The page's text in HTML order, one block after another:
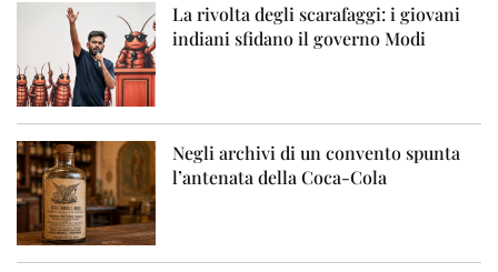
La rivolta degli scarafaggi: i giovani
indiani sfidano il governo Modi
Negli archivi di un convento spunta
l’antenata della Coca-Cola